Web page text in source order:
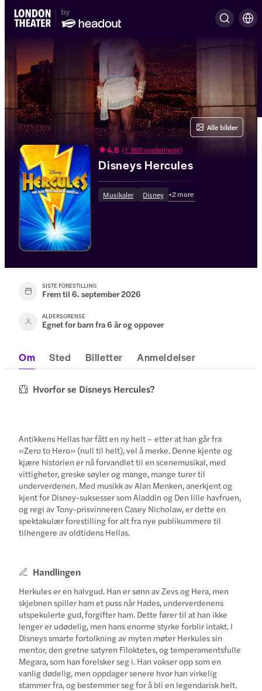
4.8 (1 180 vurderinger)
Disneys Hercules
Musikaler Disney +2more
Alle bilder
SISTE FORESTILLING
Frem til 6. september 2026
ALDERSGRENSE
Egnet for barn fra 6 år og oppover
Om Sted Billetter Anmeldelser
Hvorfor se Disneys Hercules?
Antikkens Hellas har fått en ny helt – etter at han går fra
«Zero to Hero» (null til helt), vel å merke. Denne kjente og
kjære historien er nå forvandlet til en scenemusikal, med
vittigheter, greske søyler og mange, mange turer til
underverdenen. Med musikk av Alan Menken, anerkjent og
kjent for Disney-suksesser som Aladdin og Den lille havfruen,
og regi av Tony-prisvinneren Casey Nicholaw, er dette en
spektakulær forestilling for alt fra nye publikummere til
tilhengere av oldtidens Hellas.
Handlingen
Herkules er en halvgud. Han er sønn av Zevs og Hera, men
skjebnen spiller ham et puss når Hades, underverdenens
utspekulerte gud, forgifter ham. Dette fører til at han ikke
lenger er udødelig, men hans enorme styrke forblir intakt. I
Disneys smarte fortolkning av myten møter Herkules sin
mentor, den gretne satyren Filoktetes, og temperamentsfulle
Megara, som han forelsker seg i. Han vokser opp som en
vanlig dødelig, men oppdager senere hvor han virkelig
stammer fra, og bestemmer seg for å bli en legendarisk helt.